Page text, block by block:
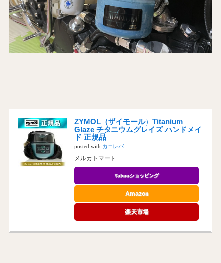
ZYMOL（ザイモール）Titanium
Glaze チタニウムグレイズ ハンドメイ
ド 正規品
posted with カエレバ
メルカトマート
Yahooショッピング
Amazon
楽天市場